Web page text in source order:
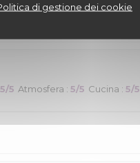
di gestione dei cookie
5/5 Atmosfera : 5/5 Cucina : 5/5